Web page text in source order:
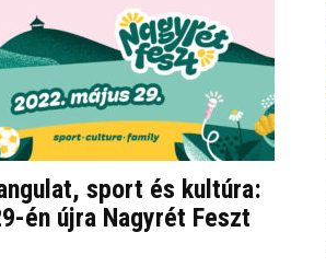
sport és kultúra:
én újra Nagyrét Feszt